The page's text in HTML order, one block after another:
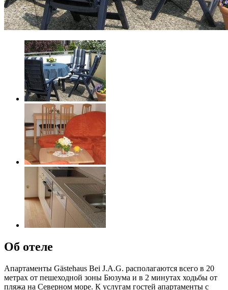
Об отеле
Апартаменты Gästehaus Bei J.A.G. располагаются всего в 20
метрах от пешеходной зоны Бюзума и в 2 минутах ходьбы от
пляжа на Северном море. К услугам гостей апартаменты с